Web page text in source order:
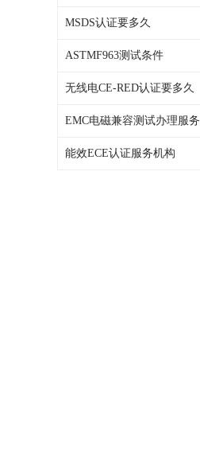
MSDS认证要多久
ASTMF963测试条件
无线电CE-RED认证要多久
EMC电磁兼容测试办理服务
能效ECE认证服务机构